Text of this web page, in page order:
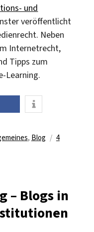
und
veröffentlicht
Neben
Internetrecht,
Tipps zum
Learning.
, Blog
4
– Blogs in